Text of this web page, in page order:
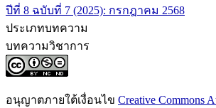
ปีที่ 8 ฉบับที่ 7 (2025): กรกฎาคม 2568
ประเภทบทความ
บทความวิชาการ
อนุญาตภายใต้เงื่อนไข Creative Commons